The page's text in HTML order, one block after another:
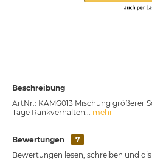
Beschreibung
ArtNr.: KAMG013 Mischung größerer
Tage Rankverhalten...
mehr
Bewertungen
7
Bewertungen lesen, schreiben und